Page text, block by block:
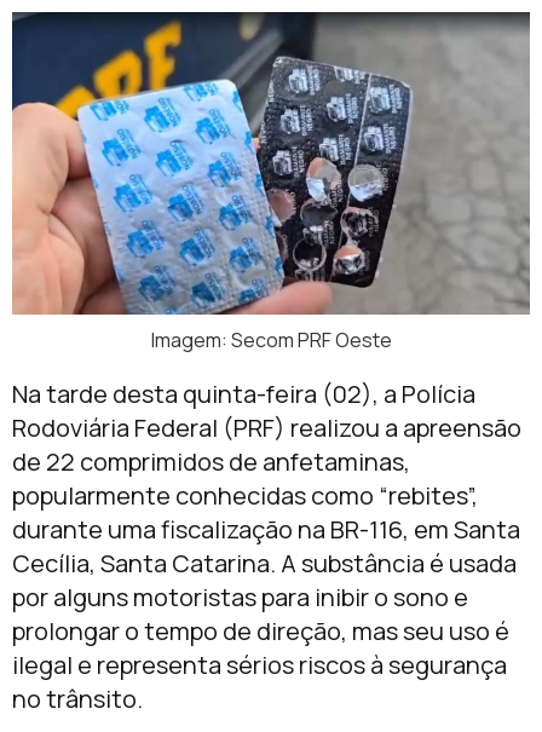
Imagem: Secom PRF Oeste
Na tarde desta quinta-feira (02), a Polícia
Rodoviária Federal (PRF) realizou a apreensão
de 22 comprimidos de anfetaminas,
popularmente conhecidas como “rebites”,
durante uma fiscalização na BR-116, em Santa
Cecília, Santa Catarina. A substância é usada
por alguns motoristas para inibir o sono e
prolongar o tempo de direção, mas seu uso é
ilegal e representa sérios riscos à segurança
no trânsito.